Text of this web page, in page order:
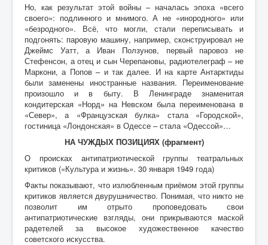
Но, как результат этой войны – началась эпоха «всего
своего»: подлинного и мнимого. А не «инородного» или
«безродного». Всё, что могли, стали переписывать и
подгонять: паровую машину, например, сконструировал не
Джеймс Уатт, а Иван Ползунов, первый паровоз не
Стефенсон, а отец и сын Черепановы, радиотелеграф – не
Маркони, а Попов – и так далее. И на карте Антарктиды
были заменены иностранные названия. Переименование
произошло и в быту. В Ленинграде знаменитая
кондитерская «Норд» на Невском была переименована в
«Север», а «Французская булка» стала «Городской»,
гостиница «Лондонская» в Одессе – стала «Одессой»…
НА ЧУЖДЫХ ПОЗИЦИЯХ (фрагмент)
О происках антипатриотической группы театральных
критиков («Культура и жизнь». 30 января 1949 года)
Факты показывают, что излюбленным приёмом этой группы
критиков является двурушничество. Понимая, что никто не
позволит им отрыто проповедовать свои
антипатриотические взгляды, они прикрываются маской
радетелей за высокое художественное качество
советского искусства.